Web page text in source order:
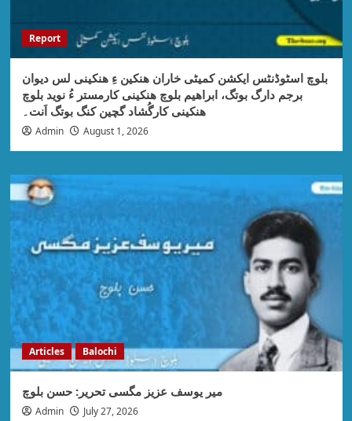
Report
بلوچ اسٹوڈنٹس ایکشن کمیٹی خاران ھنکین ءِ ھنکینی لس دیوان
برجم دارگ بوتگ، ابراھیم بلوچ ھنکینی کارمستر ءُ نوید بلوچ
ھنکینی کارگُشاد گچین کنگ بوتگ اَنت۔
Admin August 1, 2026
Articles Balochi
میر یوسف عزیز مگسی تحریر: حسن بلوچ
Admin July 27, 2026